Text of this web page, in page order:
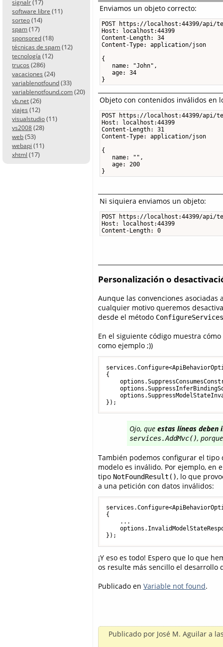
signalr (17)
software libre (11)
sorteo (14)
spam (17)
sponsored (18)
técnicas de spam (12)
tecnología (12)
trucos (286)
vacaciones (24)
variablenotfound (33)
variablenotfound.com (20)
vb.net (26)
viajes (12)
visualstudio (11)
vs2008 (28)
web (53)
webapi (11)
xhtml (17)
Enviamos un objeto correcto:
POST https://localhost:44399/api/
Host: localhost:44399
Content-Length: 34
Content-Type: application/json
{
name: "John",
age: 34
}
Objeto con contenidos inválidos en
POST https://localhost:44399/api/
Host: localhost:44399
Content-Length: 31
Content-Type: application/json
{
name: "",
age: 200
}
Ni siquiera enviamos un objeto:
POST https://localhost:44399/api/
Host: localhost:44399
Content-Length: 0
Personalización o
Aunque las convenciones asociadas
cualquier motivo queremos
desde el método
En el siguiente código muestra
como ejemplo ;))
{
});
Ojo, que estas líneas deben
services.AddMvc(),
También podemos configurar el
modelo es inválido. Por ejemplo, en
tipo NotFoundResult(), lo que
a una petición con datos inválidos:
{
    ...
});
¡Y eso es todo! Espero que lo que
os resulte más sencillo el desarrollo
Publicado en Variable not found.
Publicado por José M. Aguilar a